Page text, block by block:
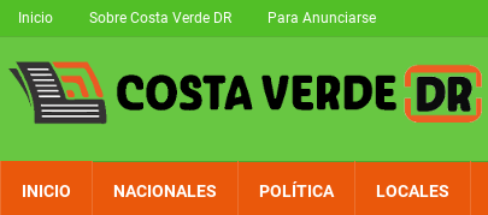
Inicio Sobre Costa Verde DR Para Anunciarse
INICIO NACIONALES POLÍTICA LOCALES